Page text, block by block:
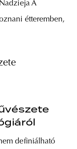
A
étteremben,
definiálható